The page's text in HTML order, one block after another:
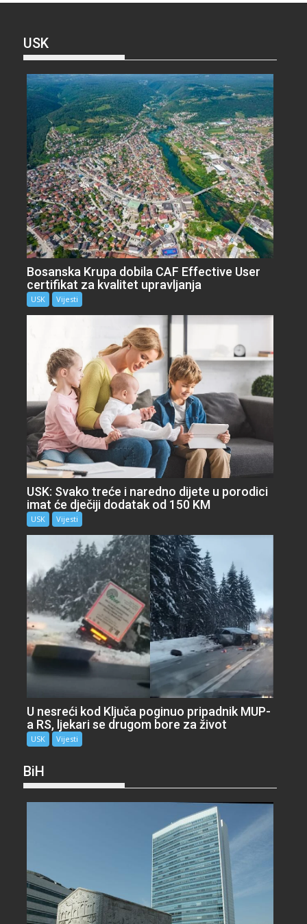
USK
Bosanska Krupa dobila CAF Effective User
certifikat za kvalitet upravljanja
USK Vijesti
USK: Svako treće i naredno dijete u porodici
imat će dječiji dodatak od 150 KM
USK Vijesti
U nesreći kod Ključa poginuo pripadnik MUP-
a RS, ljekari se drugom bore za život
USK Vijesti
BiH